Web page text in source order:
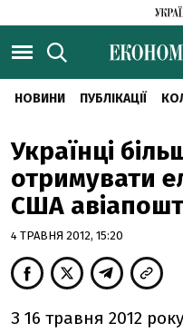
НОВИНИ ПУБЛІКАЦІЇ
Українці
отримувати
США
4 ТРАВНЯ 2012, 15:20
З 16 травня 2012